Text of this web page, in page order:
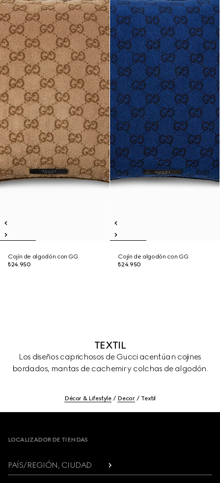
Cojín de algodón con GG
₺24.950
Cojín de algodón con GG
₺24.950
TEXTIL
Los diseños caprichosos de Gucci acentúan cojines
bordados, mantas de cachemir y colchas de algodón.
Décor & Lifestyle Decor Textil
LOCALIZADOR DE TIENDAS
PAÍS/REGIÓN, CIUDAD